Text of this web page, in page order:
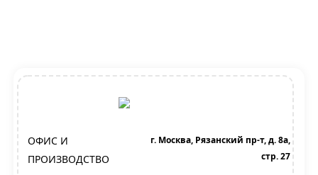
ОФИС И
ПРОИЗВОДСТВО
г. Москва, Рязанский пр-т, д. 8а,
стр. 27